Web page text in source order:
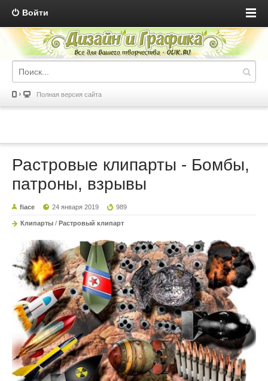
Войти
Полная версия сайта
Растровые клипарты - Бомбы,
патроны, взрывы
fiace 24 января 2019 989
Клипарты / Растровый клипарт